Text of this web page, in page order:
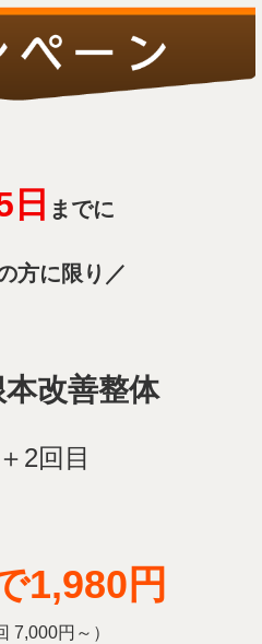
日 までに
方に限り／
本改善整体
2回目
1,980円
7,000円～）